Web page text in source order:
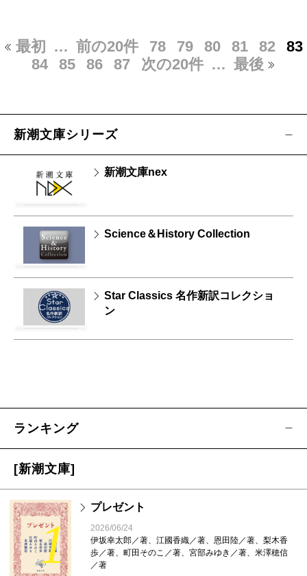
最初 … 前の20件 78 79 80 81 82
83
84
85 86 87 次の20件 … 最後
新潮文庫シリーズ
新潮文庫nex
Science＆History Collection
Star Classics 名作新訳コレクショ
ン
ランキング
[新潮文庫]
1
プレゼント
2026/06/24
伊坂幸太郎／著、江國香織／著、恩田陸／著、梨木香
歩／著、町田そのこ／著、宮部みゆき／著、米澤穂信
／著